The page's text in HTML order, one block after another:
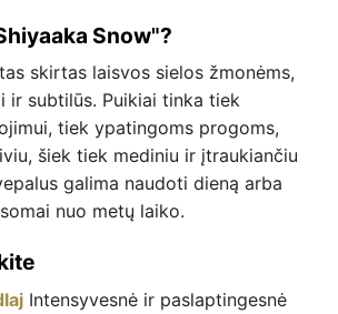
Snow"?
skirtas laisvos sielos žmonėms,
ir subtilūs. Puikiai tinka tiek
tiek ypatingoms progoms,
šiek tiek mediniu ir įtraukiančiu
galima naudoti dieną arba
nuo metų laiko.
Intensyvesnė ir paslaptingesnė